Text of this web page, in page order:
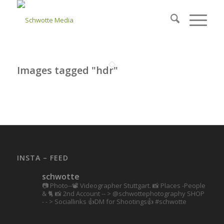
Images tagged "hdr"
INSTA – FEED
schwotte
📷 Photo--📽️ Videographer Stuttgart. 📸 Places -People
& 🐈 📸 2nd Account-- > @schwottephotography SHOP
- - > Sociallinks 👍DM for Shootings👍 #schwotte